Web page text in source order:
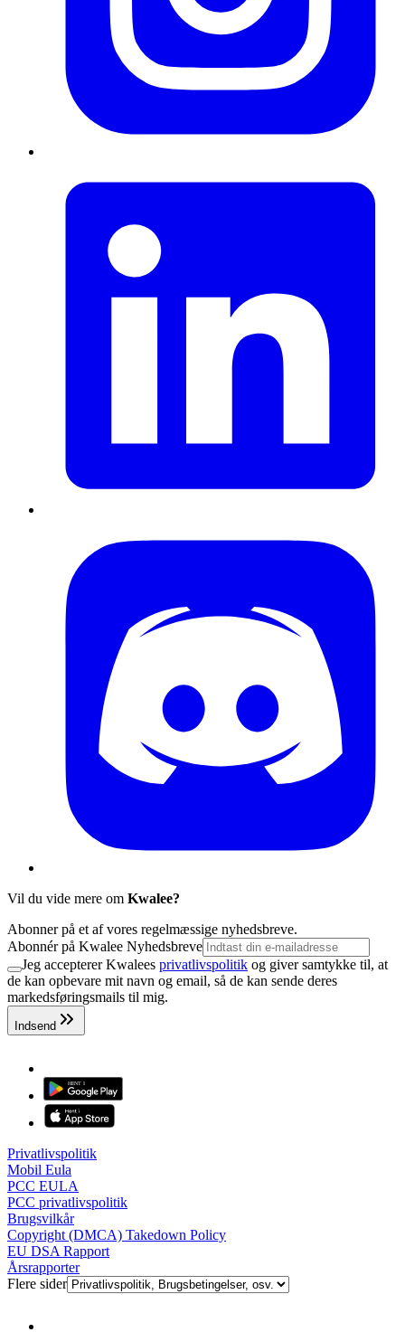
Vil du vide mere om Kwalee?
Abonner på et af vores regelmæssige nyhedsbreve.
Abonnér på Kwalee Nyhedsbreve
Jeg accepterer Kwalees privatlivspolitik og giver samtykke til, at
de kan opbevare mit navn og email, så de kan sende deres
markedsføringsmails til mig.
Indsend
Privatlivspolitik
Mobil Eula
PCC EULA
PCC privatlivspolitik
Brugsvilkår
Copyright (DMCA) Takedown Policy
EU DSA Rapport
Årsrapporter
Flere sider